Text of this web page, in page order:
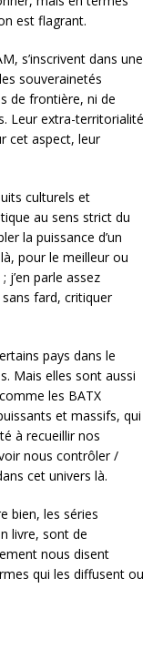
est flagrant.
s’inscrivent dans une
souverainetés
de frontière, ni de
Leur extra-territorialité
cet aspect, leur
culturels et
au sens strict du
la puissance d’un
pour le meilleur ou
j’en parle assez
fard, critiquer
pays dans le
Mais elles sont aussi
les BATX
et massifs, qui
à recueillir nos
nous contrôler /
cet univers là.
bien, les séries
livre, sont de
nous disent
qui les diffusent ou